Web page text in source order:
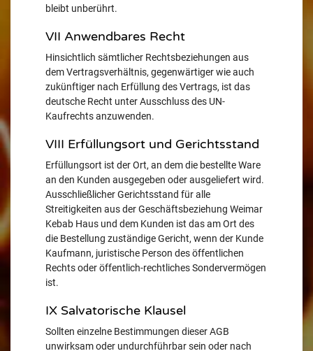
bleibt unberührt.
VII Anwendbares Recht
Hinsichtlich sämtlicher Rechtsbeziehungen aus
dem Vertragsverhältnis, gegenwärtiger wie auch
zukünftiger nach Erfüllung des Vertrags, ist das
deutsche Recht unter Ausschluss des UN-
Kaufrechts anzuwenden.
VIII Erfüllungsort und Gerichtsstand
Erfüllungsort ist der Ort, an dem die bestellte Ware
an den Kunden ausgegeben oder ausgeliefert wird.
Ausschließlicher Gerichtsstand für alle
Streitigkeiten aus der Geschäftsbeziehung Weimar
Kebab Haus und dem Kunden ist das am Ort des
die Bestellung zuständige Gericht, wenn der Kunde
Kaufmann, juristische Person des öffentlichen
Rechts oder öffentlich-rechtliches Sondervermögen
ist.
IX Salvatorische Klausel
Sollten einzelne Bestimmungen dieser AGB
unwirksam oder undurchführbar sein oder nach